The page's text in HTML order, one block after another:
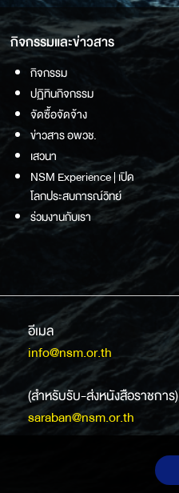
กิจกรรมและข่าวสาร
กิจกรรม
ปฏิทินกิจกรรม
จัดซื้อจัดจ้าง
ข่าวสาร อพวช.
เสวนา
NSM Experience | เปิด
โลกประสบการณ์วิทย์
ร่วมงานกับเรา
อีเมล
info@nsm.or.th
(สำหรับรับ-ส่งหนังสือราชการ)
saraban@nsm.or.th